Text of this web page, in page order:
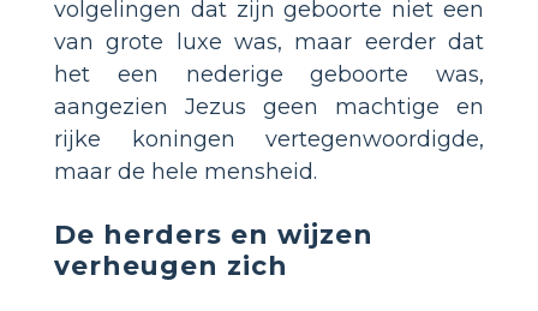
volgelingen dat zijn geboorte niet een
van grote luxe was, maar eerder dat
het een nederige geboorte was,
aangezien Jezus geen machtige en
rijke koningen vertegenwoordigde,
maar de hele mensheid.
De herders en wijzen
verheugen zich